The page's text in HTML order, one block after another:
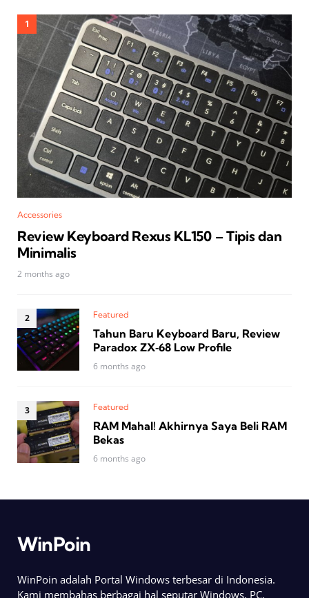
Accessories
Review Keyboard Rexus KL150 – Tipis dan
Minimalis
2 months ago
Featured
Tahun Baru Keyboard Baru, Review
Paradox ZX‑68 Low Profile
6 months ago
Featured
RAM Mahal! Akhirnya Saya Beli RAM
Bekas
6 months ago
WinPoin
WinPoin adalah Portal Windows terbesar di Indonesia.
Kami membahas berbagai hal seputar Windows, PC,